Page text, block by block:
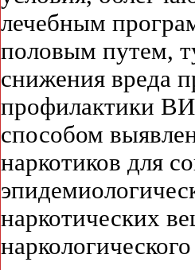
лечебным
половым путем,
снижения вреда
профилактики
способом
наркотиков для
наркотических